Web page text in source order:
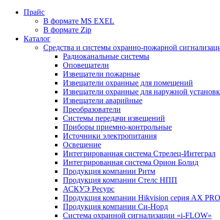
Прайс
В формате MS EXEL
В формате Zip
Каталог
Средства и системы охранно-пожарной
Радиоканальные системы
Оповещатели
Извещатели пожарные
Извещатели охранные для помещений
Извещатели охранные для наружной
Извещатели аварийные
Преобразователи
Системы передачи извещений
Приборы приемно-контрольные
Источники электропитания
Освещение
Интегрированная система Стрелец-Интеграл
Интегрированная система Орион Болид
Продукция компании Ритм
Продукция компании Стелс НПП
АСКУЭ Ресурс
Продукция компании Hikvision серия AX PRO
Продукция компании Си-Норд
Система охранной сигнализации «i-FLOW»